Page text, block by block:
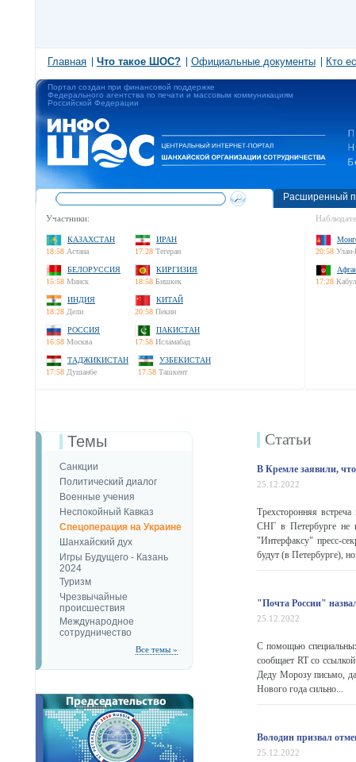
Главная Что такое ШОС? Официальные документы Кто
Портал создан при финансовой поддержке
Федерального агентства по печати и массовым коммуникациям
Российской Федерации
Расширенный
Участники:
КАЗАХСТАН
18:58 Астана
ИРАН
17:28 Тегеран
БЕЛОРУССИЯ
15:58 Минск
КИРГИЗИЯ
18:58 Бишкек
ИНДИЯ
18:28 Дели
КИТАЙ
20:58 Пекин
РОССИЯ
16:58 Москва
ПАКИСТАН
17:58 Исламабад
ТАДЖИКИСТАН
17:58 Душанбе
УЗБЕКИСТАН
17:58 Ташкент
20:58 Улан-
17:28 Кабул
Темы
Санкции
Политический диалог
Военные учения
Неспокойный Кавказ
Спецоперация на Украине
Шанхайский дух
Игры Будущего - Казань
2024
Туризм
Чрезвычайные
происшествия
Международное
сотрудничество
Все темы »
Статьи
В Кремле заявили,
25.12.2022
Трехсторонняя
СНГ в Петербурге не
"Интерфаксу" пресс-
будут (в Петербурге), но
"Почта России"
25.12.2022
С помощью
сообщает RT со
Деду Морозу письмо,
Нового года сильно...
Володин призвал
25.12.2022